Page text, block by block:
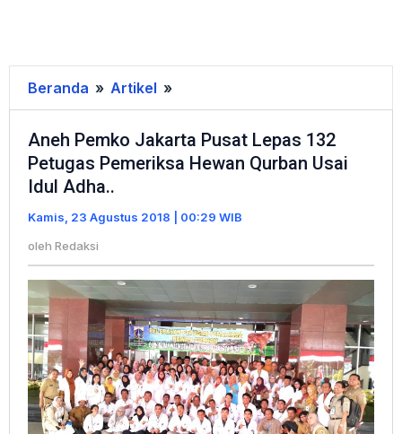
Beranda » Artikel »
Pemko
Jakarta
Pusat
132
Pemeriksa
Qurban
Usai
Idul
Adha..
Aneh Pemko Jakarta Pusat Lepas 132
Petugas Pemeriksa Hewan Qurban Usai
Idul Adha..
Kamis, 23 Agustus 2018 | 00:29 WIB
oleh Redaksi